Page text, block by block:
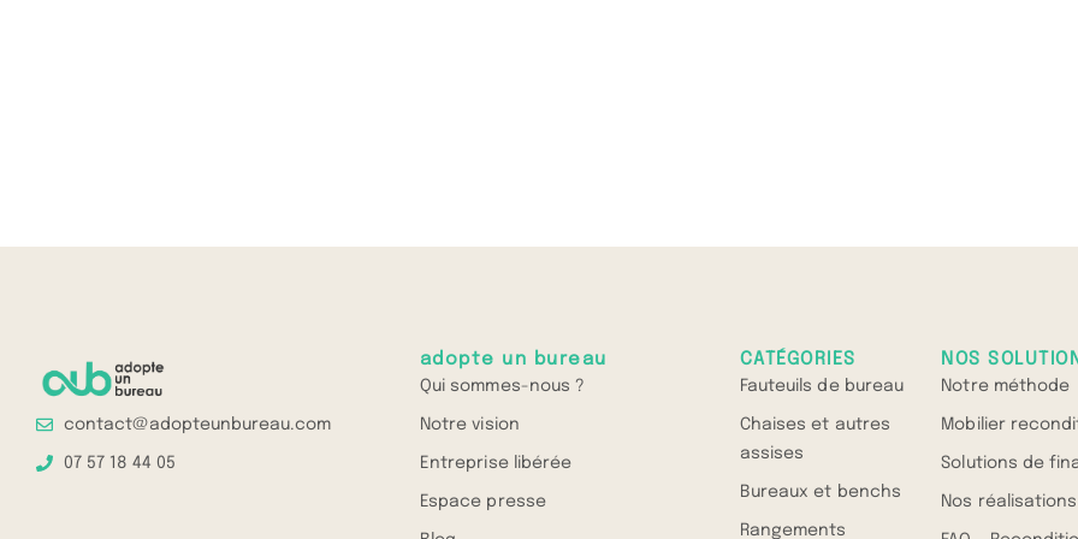
contact@adopteunbureau.com
07 57 18 44 05
adopte un bureau
Qui sommes-nous ?
Notre vision
Entreprise libérée
Espace presse
CATÉGORIES
Fauteuils de bureau
Chaises et autres
assises
Bureaux et benchs
Rangements
NOS
Notre méthode
Mobilier
Solutions de
Nos réalisations